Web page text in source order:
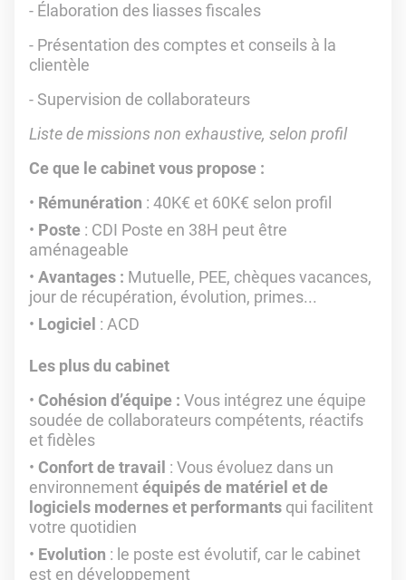
- Élaboration des liasses fiscales
- Présentation des comptes et conseils à la
clientèle
- Supervision de collaborateurs
Liste de missions non exhaustive, selon profil
Ce que le cabinet vous propose :
Rémunération : 40K€ et 60K€ selon profil
Poste : CDI Poste en 38H peut être
aménageable
Avantages : Mutuelle, PEE, chèques vacances,
jour de récupération, évolution, primes...
Logiciel : ACD
Les plus du cabinet
Cohésion d’équipe : Vous intégrez une équipe
soudée de collaborateurs compétents, réactifs
et fidèles
Confort de travail : Vous évoluez dans un
environnement équipés de matériel et de
logiciels modernes et performants qui facilitent
votre quotidien
Evolution : le poste est évolutif, car le cabinet
est en développement